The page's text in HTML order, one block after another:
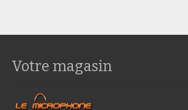
Votre magasin